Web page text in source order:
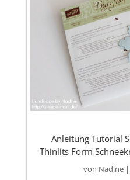
Anleitung Tutorial
Thinlits Form
von Nadine